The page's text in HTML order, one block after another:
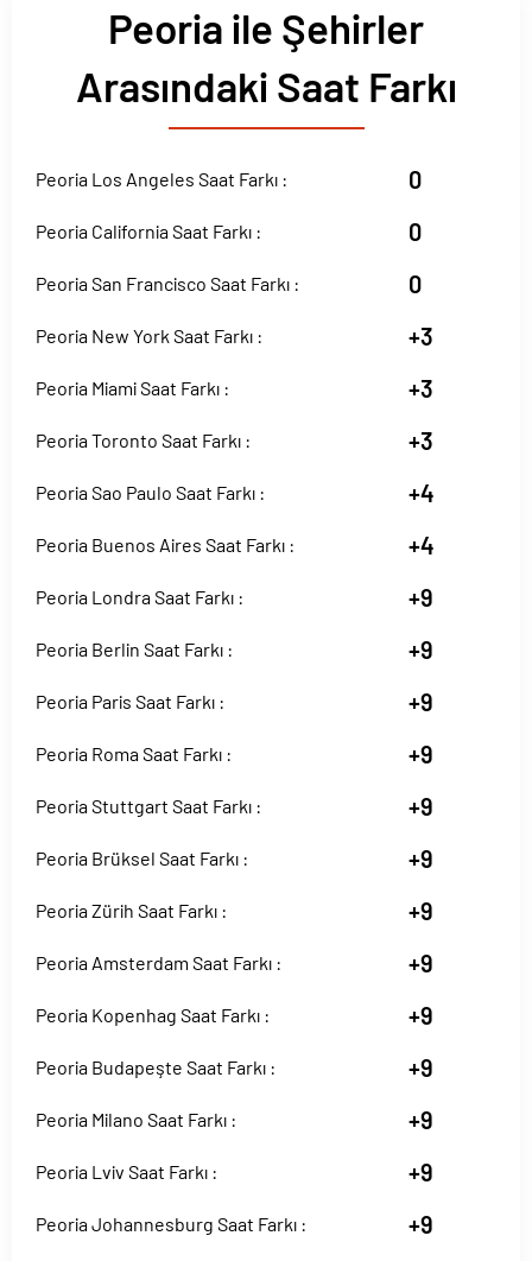
Peoria ile Şehirler
Arasındaki Saat Farkı
Peoria Los Angeles Saat Farkı : 0
Peoria California Saat Farkı : 0
Peoria San Francisco Saat Farkı : 0
Peoria New York Saat Farkı : +3
Peoria Miami Saat Farkı : +3
Peoria Toronto Saat Farkı : +3
Peoria Sao Paulo Saat Farkı : +4
Peoria Buenos Aires Saat Farkı : +4
Peoria Londra Saat Farkı : +9
Peoria Berlin Saat Farkı : +9
Peoria Paris Saat Farkı : +9
Peoria Roma Saat Farkı : +9
Peoria Stuttgart Saat Farkı : +9
Peoria Brüksel Saat Farkı : +9
Peoria Zürih Saat Farkı : +9
Peoria Amsterdam Saat Farkı : +9
Peoria Kopenhag Saat Farkı : +9
Peoria Budapeşte Saat Farkı : +9
Peoria Milano Saat Farkı : +9
Peoria Lviv Saat Farkı : +9
Peoria Johannesburg Saat Farkı : +9